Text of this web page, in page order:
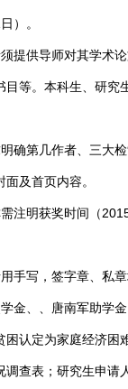
）。
供导师对其学术论
目等。本科生、研究
第几作者、三大检
及首页内容。
明获奖时间（
写，签字章、私章
、、唐南军助学金
困认定为家庭经济困
调查表；研究生申请